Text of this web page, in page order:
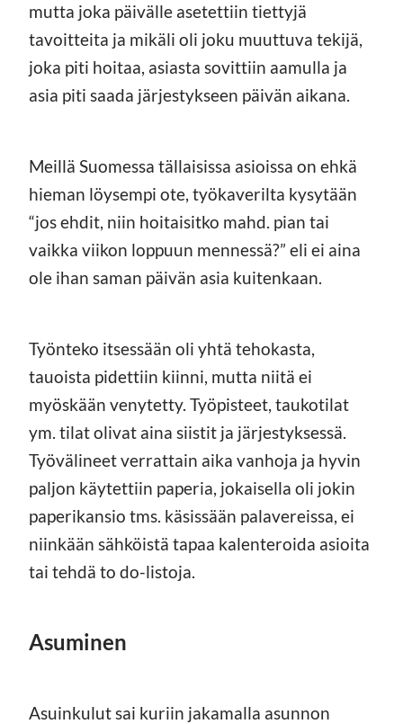
mutta joka päivälle asetettiin tiettyjä
tavoitteita ja mikäli oli joku muuttuva tekijä,
joka piti hoitaa, asiasta sovittiin aamulla ja
asia piti saada järjestykseen päivän aikana.
Meillä Suomessa tällaisissa asioissa on ehkä
hieman löysempi ote, työkaverilta kysytään
“jos ehdit, niin hoitaisitko mahd. pian tai
vaikka viikon loppuun mennessä?” eli ei aina
ole ihan saman päivän asia kuitenkaan.
Työnteko itsessään oli yhtä tehokasta,
tauoista pidettiin kiinni, mutta niitä ei
myöskään venytetty. Työpisteet, taukotilat
ym. tilat olivat aina siistit ja järjestyksessä.
Työvälineet verrattain aika vanhoja ja hyvin
paljon käytettiin paperia, jokaisella oli jokin
paperikansio tms. käsissään palavereissa, ei
niinkään sähköistä tapaa kalenteroida asioita
tai tehdä to do-listoja.
Asuminen
Asuinkulut sai kuriin jakamalla asunnon